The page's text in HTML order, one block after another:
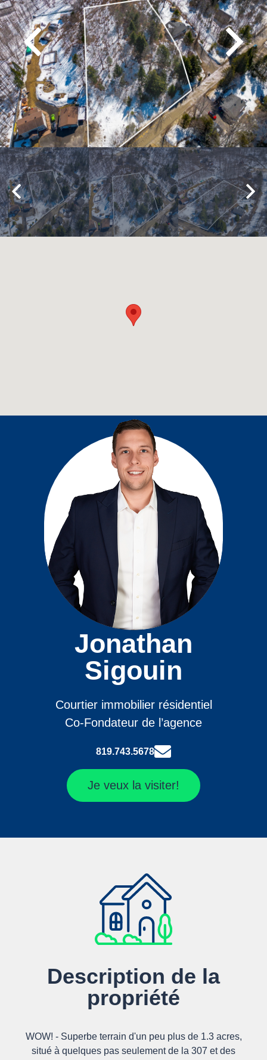
Jonathan
Sigouin
Courtier immobilier résidentiel
Co-Fondateur de l’agence
819.743.5678
Je veux la visiter!
Description de la
propriété
WOW! - Superbe terrain d'un peu plus de 1.3 acres,
situé à quelques pas seulement de la 307 et des